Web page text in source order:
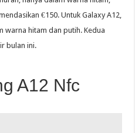
€150. Untuk Galaxy A12,
warna hitam dan putih. Kedua
bulan ini.
A12 Nfc